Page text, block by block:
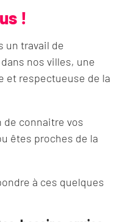
!
un travail de
nos villes, une
et respectueuse de la
de connaitre vos
êtes proches de la
à ces quelques